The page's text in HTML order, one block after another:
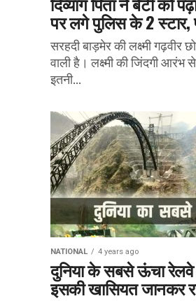
पर लगे पुलिस के 2 स्टार,
सरहदी बाड़मेर की लक्ष्मी गढ़वीर
वाली है। लक्ष्मी की जिंदगी आरंभ
इतनी...
NATIONAL 4 years ago
दुनिया के सबसे ऊंचा रेलवे
इसकी खासियत जानकर